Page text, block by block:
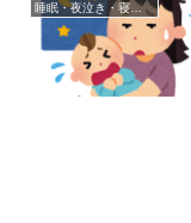
睡眠・夜泣き・寝かしつけ